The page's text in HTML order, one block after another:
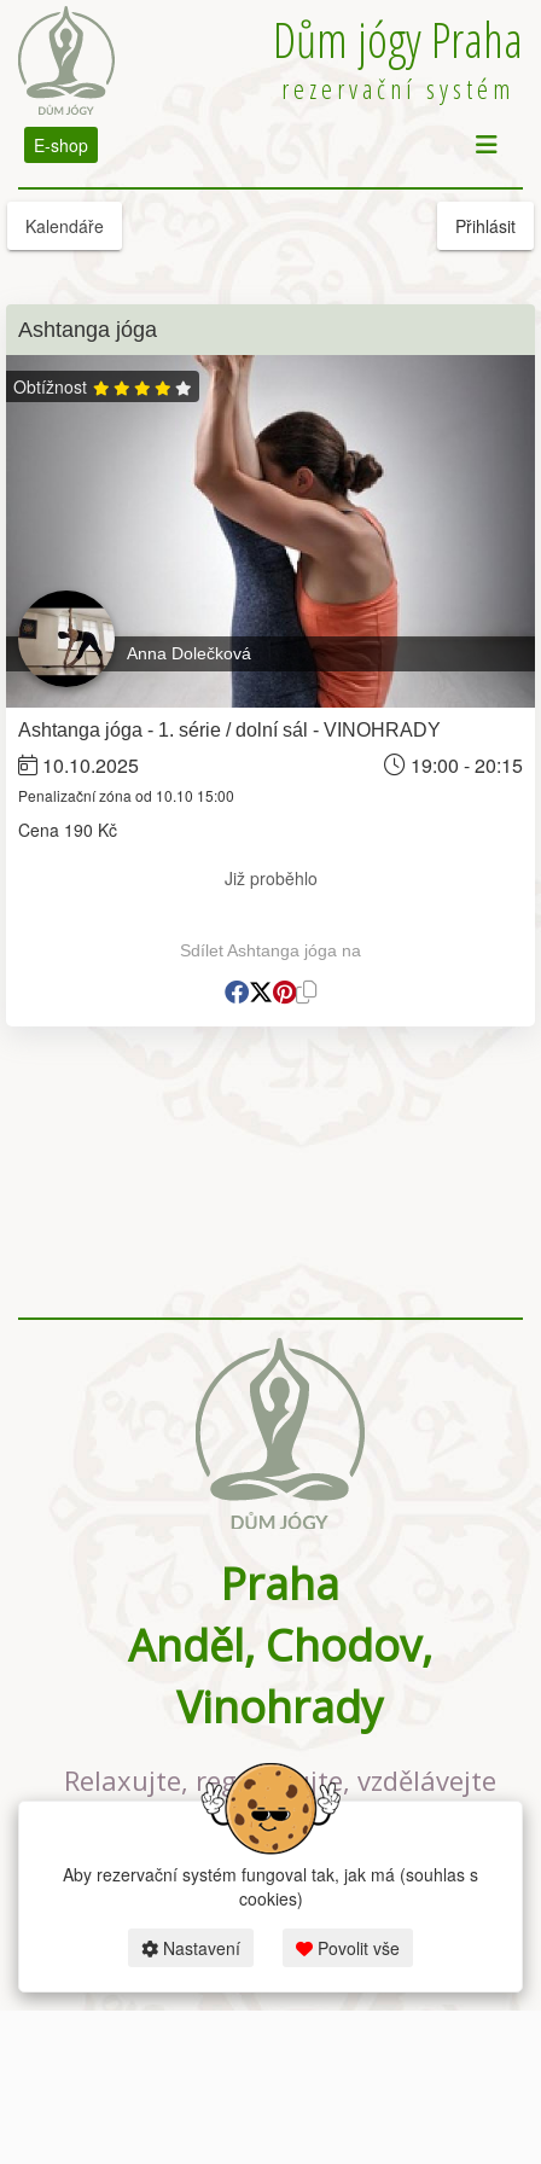
Dům jógy Praha
rezervační systém
E-shop
Kalendáře Přihlásit
Ashtanga jóga
Obtížnost
Anna Dolečková
Ashtanga jóga - 1. série / dolní sál - VINOHRADY
10.10.2025 19:00 - 20:15
Penalizační zóna od 10.10 15:00
Cena 190 Kč
Již proběhlo
Sdílet Ashtanga jóga na
Praha
Anděl, Chodov,
Vinohrady
Relaxujte, regenerujte, vzdělávejte
se v největším jógovém studiu v
Praze
Aby rezervační systém fungoval tak, jak má (souhlas s
cookies)
Nastavení Povolit vše